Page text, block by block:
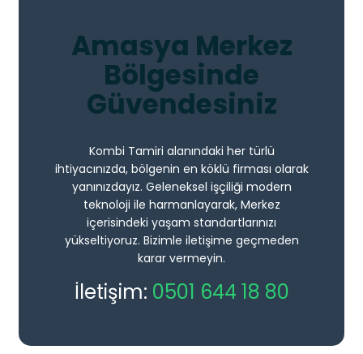
Amasya Merkez
Bölgesinde
Güvendesiniz
Kombi Tamiri alanındaki her türlü
ihtiyacınızda, bölgenin en köklü firması olarak
yanınızdayız. Geleneksel işçiliği modern
teknoloji ile harmanlayarak, Merkez
içerisindeki yaşam standartlarınızı
yükseltiyoruz. Bizimle iletişime geçmeden
karar vermeyin.
İletişim: 0501 644 18 80